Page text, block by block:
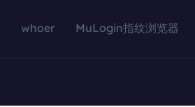
whoer MuLogin指纹浏览器